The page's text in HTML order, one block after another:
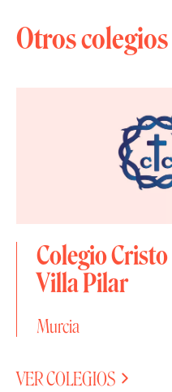
Otros colegios
Colegio
Villa Pilar
Murcia
VER COLEGIOS